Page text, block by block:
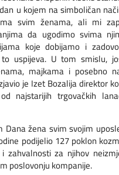
u kojem na simboličan
svim ženama, ali mi
da ugodimo svima
koje dobijamo i
uspijeva. U tom smislu,
majkama i posebno
je Izet Bozalija direktor
najstarijih trgovačkih
Dana žena svim svojim
podijelio 127 poklon
zahvalnosti za njihov
poslovonju kompanije.